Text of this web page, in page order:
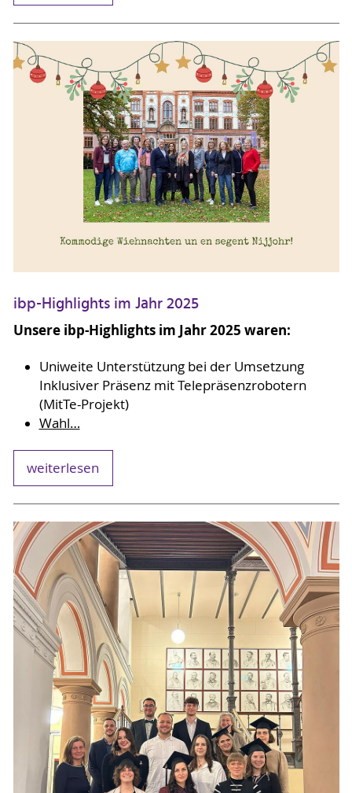
ibp-Highlights im Jahr 2025
Unsere ibp-Highlights im Jahr 2025 waren:
Uniweite Unterstützung bei der Umsetzung
Inklusiver Präsenz mit Telepräsenzrobotern
(MitTe-Projekt)
Wahl…
weiterlesen